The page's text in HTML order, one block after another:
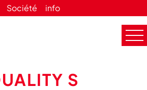
Société info
S